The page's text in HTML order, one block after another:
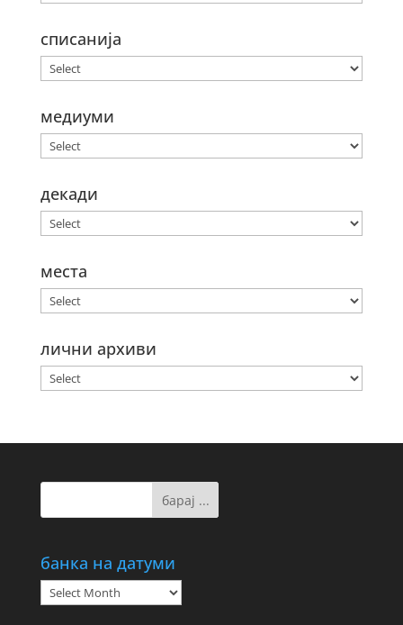
списанија
медиуми
декади
места
лични архиви
банка на датуми
банка
на